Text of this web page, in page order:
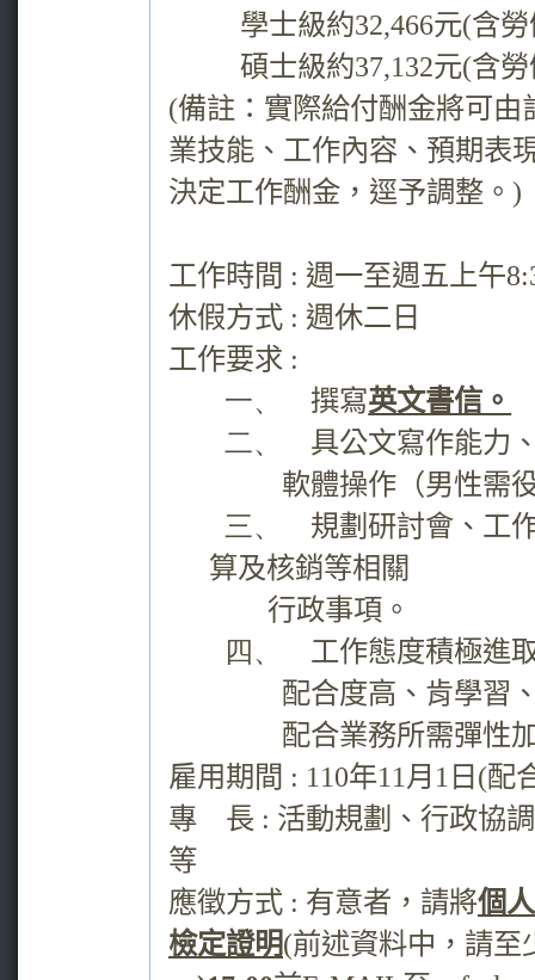
學士級約32,466元(含
碩士級約37,132元(含
(備註：實際給付酬金將可
業技能、工作內容、預期表
決定工作酬金，逕予調整。 )
工作時間 : 週一至週五上午
休假方式 : 週休二日
工作要求 :
一、
撰寫英文書信。
二、
具公文寫作能力
軟體操作（男性需
三、
規劃研討會、工
算及核銷等相關
行政事項。
四、
工作態度積極進
配合度高、肯學習
配合業務所需彈性
雇用期間 : 110年11 月 1 日 (配
專
長 : 活動規劃、行政協
等
應徵方式 : 有意者，請將個
檢定證明(前述資料中，請至